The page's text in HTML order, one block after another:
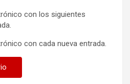
con los siguientes
con cada nueva entrada.